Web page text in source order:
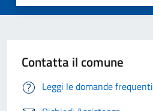
Contatta il comune
Leggi le domande frequenti